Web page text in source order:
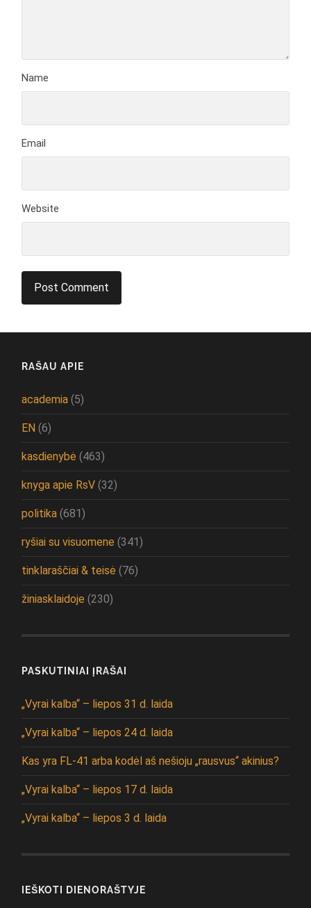
Name
Email
Website
RAŠAU APIE
academia (5)
EN (6)
kasdienybė (463)
knyga apie RsV (32)
politika (681)
ryšiai su visuomene (341)
tinklaraščiai & teisė (76)
žiniasklaidoje (230)
PASKUTINIAI ĮRAŠAI
„Vyrai kalba“ – liepos 31 d. laida
„Vyrai kalba“ – liepos 24 d. laida
Kas yra FL-41 arba kodėl aš nešioju „rausvus“ akinius?
„Vyrai kalba“ – liepos 17 d. laida
„Vyrai kalba“ – liepos 3 d. laida
IEŠKOTI DIENORAŠTYJE